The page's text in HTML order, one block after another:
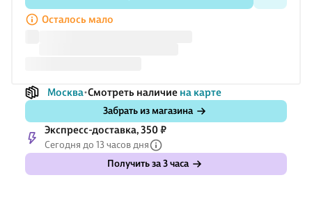
Осталось мало
Москва Смотреть наличие на карте
Забрать из магазина
Экспресс-доставка, 350 ₽
Сегодня до 13 часов дня
Получить за 3 часа